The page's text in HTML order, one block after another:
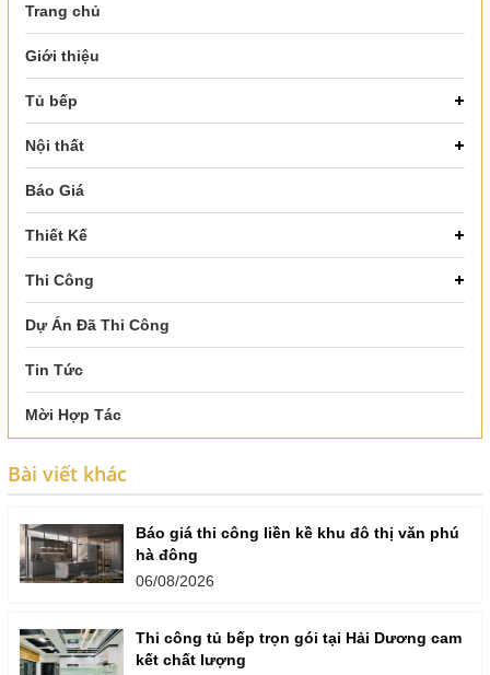
Trang chủ
Giới thiệu
Tủ bếp
Nội thất
Báo Giá
Thiết Kế
Thi Công
Dự Án Đã Thi Công
Tin Tức
Mời Hợp Tác
Bài viết khác
Báo giá thi công liền kề khu đô thị văn phú
hà đông
06/08/2026
Thi công tủ bếp trọn gói tại Hải Dương cam
kết chất lượng